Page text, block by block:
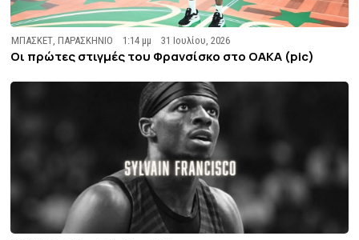
ΜΠΑΣΚΕΤ,ΠΑΡΑΣΚΗΝΙΟ 1:14 μμ 31 Ιουλίου, 2026
Οι πρώτες στιγμές του Φρανσίσκο στο ΟΑΚΑ (pic)